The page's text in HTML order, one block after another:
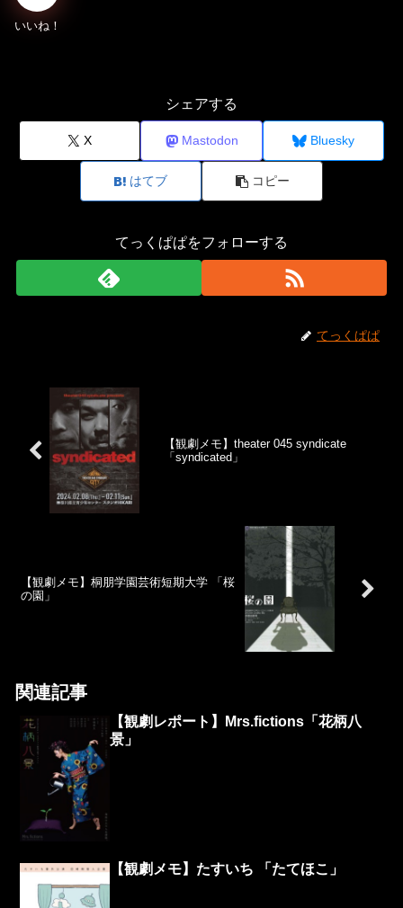
シェアする
X Mastodon Bluesky
はてブ コピー
てっくぱぱをフォローする
てっくぱぱ
【観劇メモ】theater 045 syndicate
「syndicated」
【観劇メモ】桐朋学園芸術短期大学 「桜
の園」
関連記事
【観劇レポート】Mrs.fictions「花柄八
景」
【観劇メモ】たすいち 「たてほこ」